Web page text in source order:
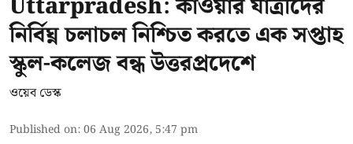
নির্বিঘ্ন চলাচল নিশ্চিত করতে এক সপ্তাহ
স্কুল-কলেজ বন্ধ উত্তরপ্রদেশে
ওয়েব ডেস্ক
Published on:06 Aug 2026, 5:47 pm